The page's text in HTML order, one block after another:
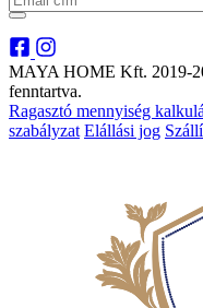
MAYA HOME Kft. 2019-
fenntartva.
Ragasztó mennyiség
szabályzat Elállási jog